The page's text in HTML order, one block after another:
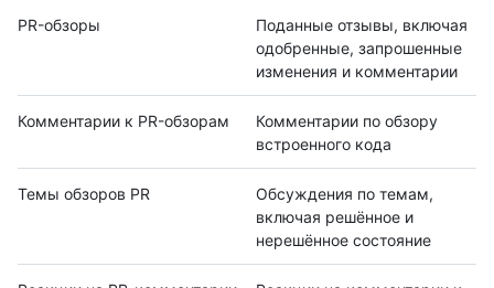
PR-обзоры
Поданные отзывы, включая
одобренные, запрошенные
изменения и комментарии
Комментарии к PR-обзорам
Комментарии по обзору
встроенного кода
Темы обзоров PR
Обсуждения по темам,
включая решённое и
нерешённое состояние